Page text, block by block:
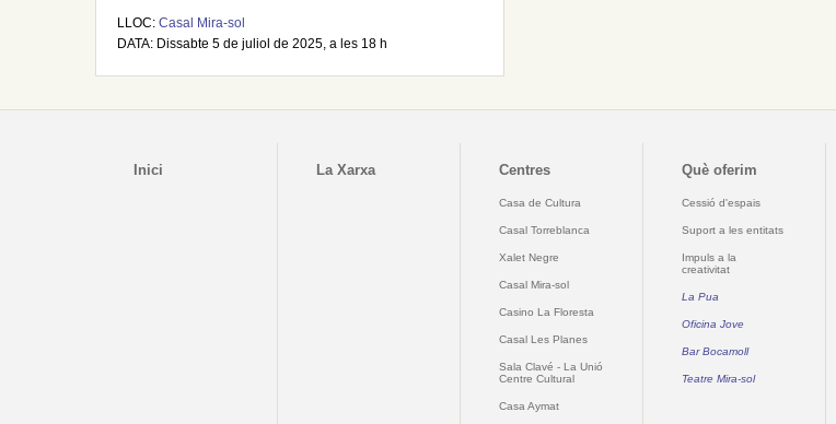
LLOC: Casal Mira-sol
DATA: Dissabte 5 de juliol de 2025, a les 18 h
Inici La Xarxa Centres
Casa de Cultura
Casal Torreblanca
Xalet Negre
Casal Mira-sol
Casino La Floresta
Casal Les Planes
Sala Clavé - La Unió
Centre Cultural
Casa Aymat
Què oferim
Cessió d'espais
Suport a les entitats
Impuls a la
creativitat
La Pua
Oficina Jove
Bar Bocamoll
Teatre Mira-sol